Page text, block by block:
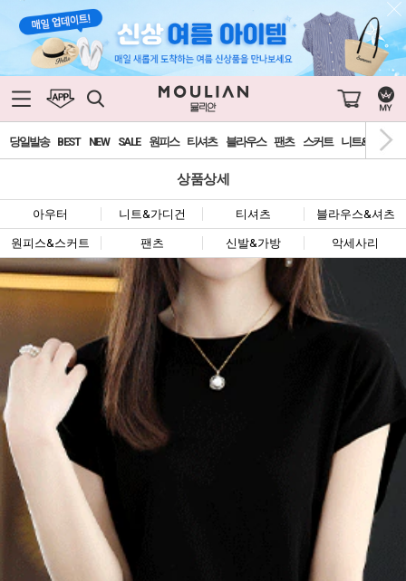
당일발송 BEST NEW SALE 원피스 티셔츠 블라우스 팬츠 스커트 니트&가디건
상품상세
아우터 니트&가디건 티셔츠 블라우스&셔츠
원피스&스커트 팬츠 신발&가방 악세사리